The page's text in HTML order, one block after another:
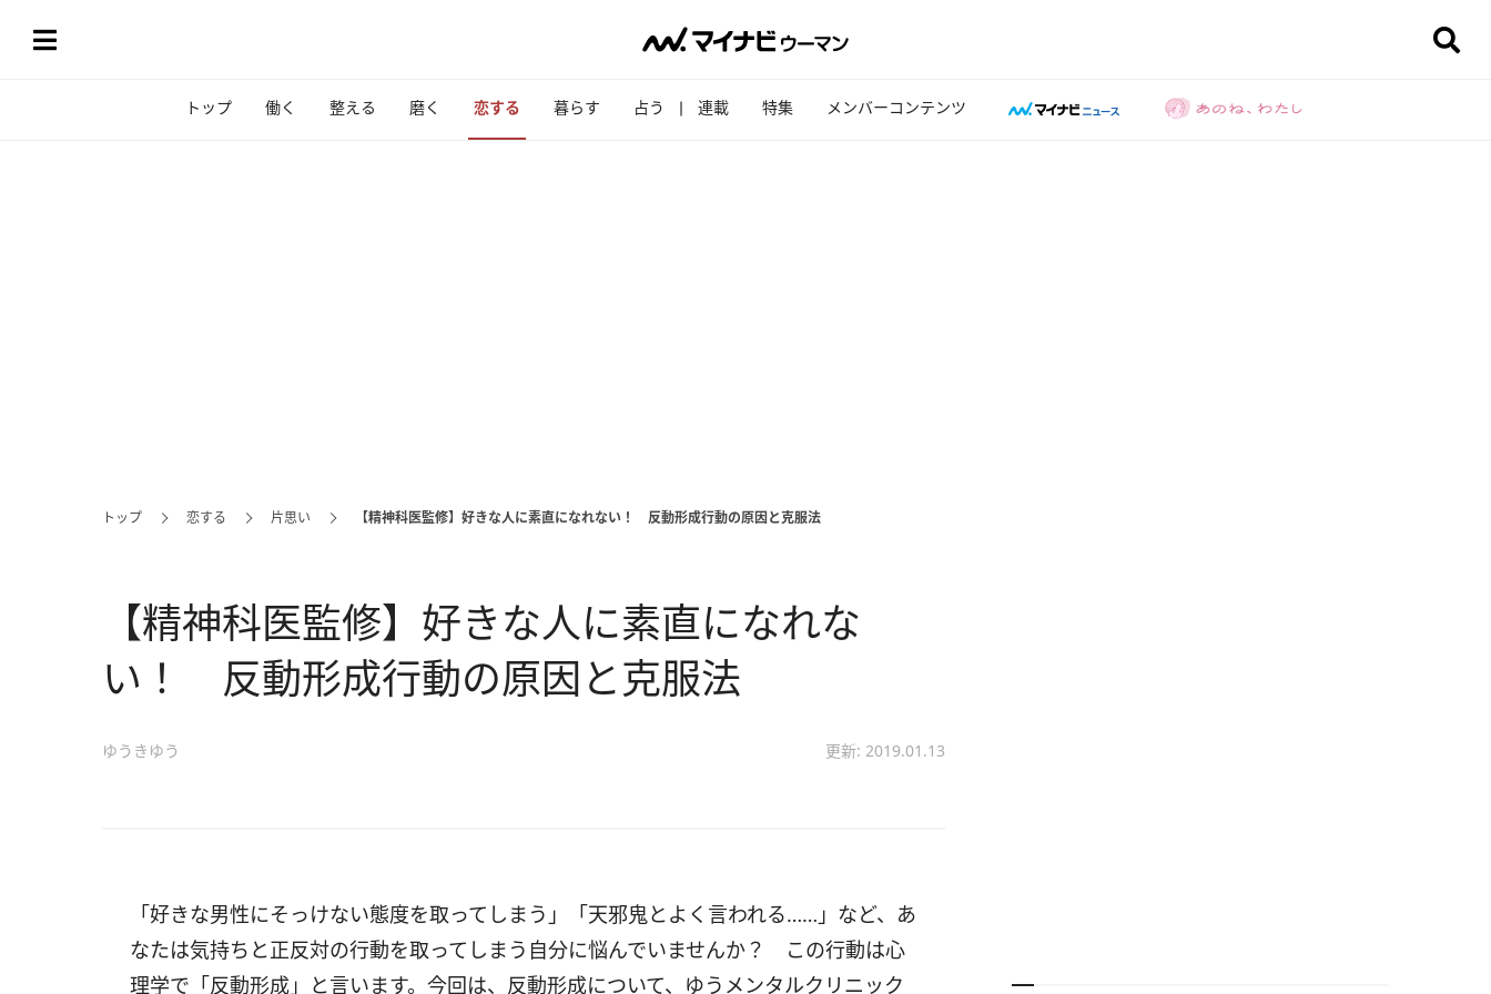
トップ 働く 整える 磨く 恋する 暮らす 占う 連載 特集 メンバーコンテンツ
トップ 恋する 片思い 【精神科医監修】好きな人に素直になれない！ 反動形成行動の原因と克服法
【精神科医監修】好きな人に素直になれな
い！ 反動形成行動の原因と克服法
ゆうきゆう 更新: 2019.01.13
「好きな男性にそっけない態度を取ってしまう」「天邪鬼とよく言われる……」など、あ
なたは気持ちと正反対の行動を取ってしまう自分に悩んでいませんか？ この行動は心
理学で「反動形成」と言います。今回は、反動形成について、ゆうメンタルクリニック